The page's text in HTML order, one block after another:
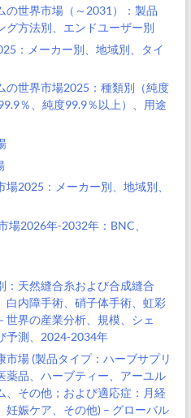
の世界市場（～2031）：製品
グ方法別、エンドユーザー別
：メーカー別、地域別、タイ
の世界市場2025：種類別（純度
％、純度99.9％以上）、用途
2025：メーカー別、地域別、
場2026年-2032年：BNC、
：天然縫合糸および合成縫合
白内障手術、硝子体手術、虹彩
界の産業分析、規模、シェ
予測、2024-2034年
場 (製品タイプ：ハーブサプリ
薬品、ハーブティー、アーユル
、その他；および適応症：月経
娠ケア、その他) – グローバル